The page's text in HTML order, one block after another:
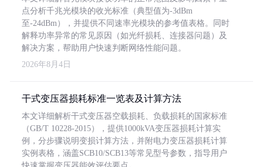
点分析千兆光模块的收光标准（典型值为-3dBm
至-24dBm），并提供不同速率光模块的参考值表格。同时
解释功率异常的常见原因（如光纤损耗、连接器问题）及
解决方案，帮助用户快速判断网络性能问题。
2026年8月4日
干式变压器损耗标准一览表及计算方法
本文详细解析干式变压器空载损耗、负载损耗的国家标准
（GB/T 10228-2015），提供1000kVA变压器损耗计算实
例，分步骤说明变损计算方法，并附电力变压器损耗计算
实例表格，涵盖SCB10/SCB13等常见型号参数，指导用户